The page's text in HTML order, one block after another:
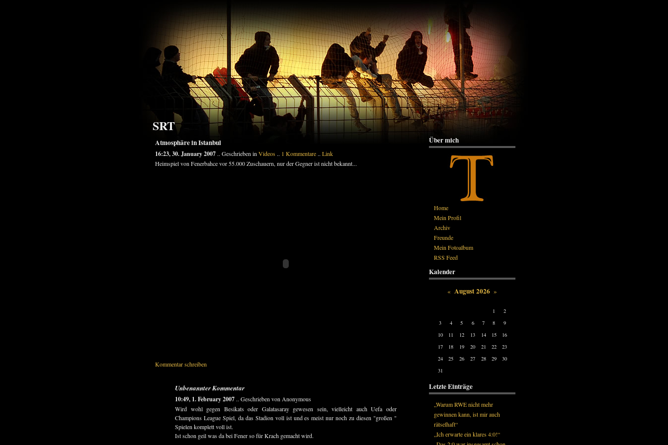
SRT
Atmosphäre in Istanbul
16:23, 30. January 2007 .. Geschrieben in Videos .. 1 Kommentare .. Link
Heimspiel von Fenerbahce vor 55.000 Zuschauern, nur der Gegner ist nicht bekannt...
Kommentar schreiben
Unbenannter Kommentar
10:49, 1. February 2007 .. Geschrieben von Anonymous
Wird wohl gegen Besikats oder Galatasaray gewesen sein, vielleicht auch Uefa oder
Champions League Spiel, da das Stadion voll ist und es meist nur noch zu diesen "großen "
Spielen komplett voll ist.
Ist schon geil was da bei Fener so für Krach gemacht wird.
Über mich
Home
Mein Profil
Archiv
Freunde
Mein Fotoalbum
RSS Feed
Kalender
« August 2026 »
1
2
3
4 5 6 7 8
9
10
11 12 13 14 15
16
17
18 19 20 21 22
23
24
25 26 27 28 29
30
31
Letzte Einträge
„Warum RWE nicht mehr
gewinnen kann, ist mir auch
rätselhaft“
„Ich erwarte ein klares 4:0!“